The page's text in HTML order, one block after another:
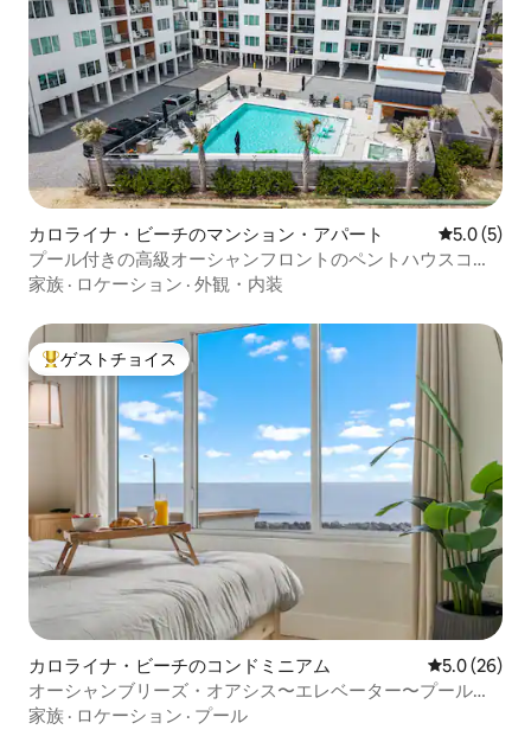
カロライナ・ビーチのマンション・アパート レビュー5
5.0 (5)
プール付きの高級オーシャンフロントのペントハウスコン
ドミニアム
家族 · ロケーション · 外観・内装
大好評のゲストチョイスです。
ゲストチョイス
カロライナ・ビーチのコンドミニアム レビュー26
5.0 (26)
オーシャンブリーズ・オアシス〜エレベーター〜プール〜
ジャグジー
家族 · ロケーション · プール